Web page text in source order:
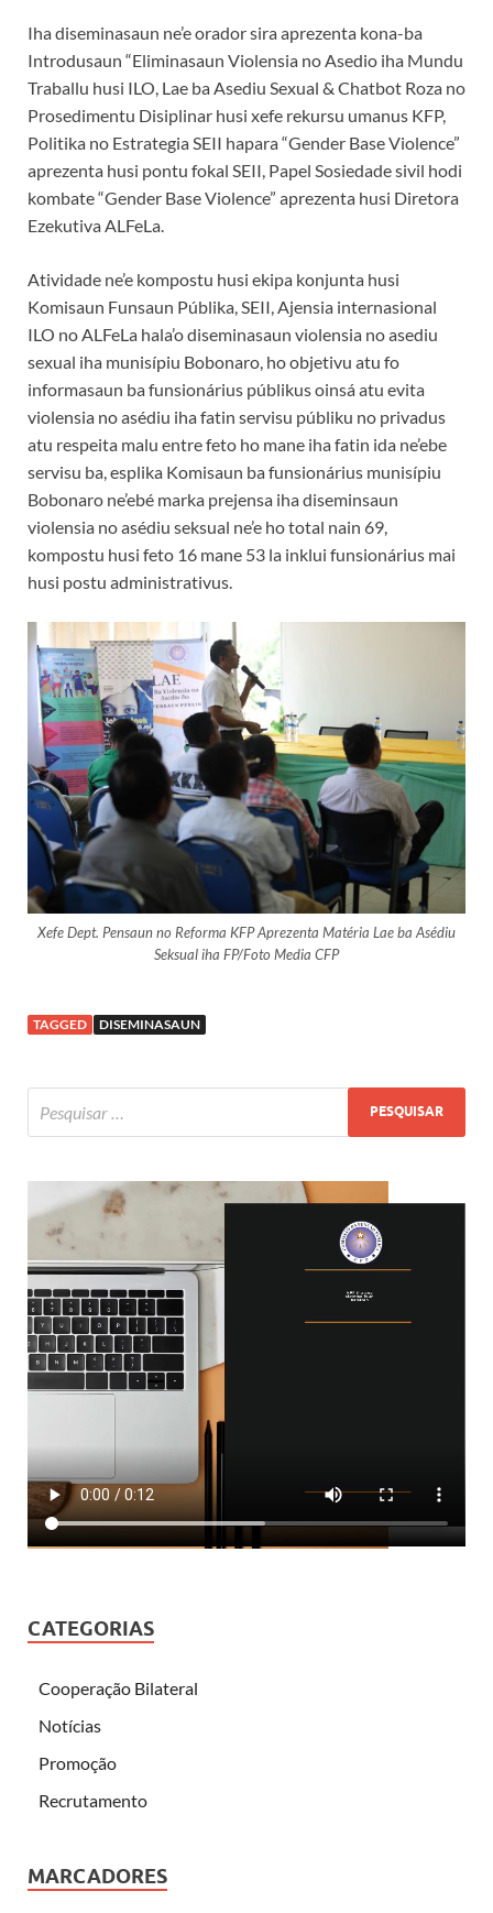
Iha diseminasaun ne’e orador sira aprezenta kona-ba
Introdusaun “Eliminasaun Violensia no Asedio iha Mundu
Traballu husi ILO, Lae ba Asediu Sexual & Chatbot Roza no
Prosedimentu Disiplinar husi xefe rekursu umanus KFP,
Politika no Estrategia SEII hapara “Gender Base Violence”
aprezenta husi pontu fokal SEII, Papel Sosiedade sivil hodi
kombate “Gender Base Violence” aprezenta husi Diretora
Ezekutiva ALFeLa.
Atividade ne’e kompostu husi ekipa konjunta husi
Komisaun Funsaun Públika, SEII, Ajensia internasional
ILO no ALFeLa hala’o diseminasaun violensia no asediu
sexual iha munisípiu Bobonaro, ho objetivu atu fo
informasaun ba funsionárius públikus oinsá atu evita
violensia no asédiu iha fatin servisu públiku no privadus
atu respeita malu entre feto ho mane iha fatin ida ne’ebe
servisu ba, esplika Komisaun ba funsionárius munisípiu
Bobonaro ne’ebé marka prejensa iha diseminsaun
violensia no asédiu seksual ne’e ho total nain 69,
kompostu husi feto 16 mane 53 la inklui funsionárius mai
husi postu administrativus.
Xefe Dept. Pensaun no Reforma KFP Aprezenta Matéria Lae ba Asédiu
Seksual iha FP/Foto Media CFP
TAGGED DISEMINASAUN
CATEGORIAS
Cooperação Bilateral
Notícias
Promoção
Recrutamento
MARCADORES